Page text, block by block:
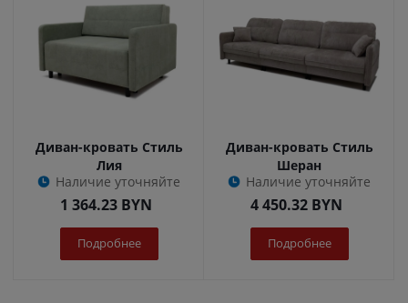
Диван-кровать Стиль
Лия
Наличие уточняйте
1 364.23BYN
Подробнее
Диван-кровать Стиль
Шеран
Наличие уточняйте
4 450.32BYN
Подробнее